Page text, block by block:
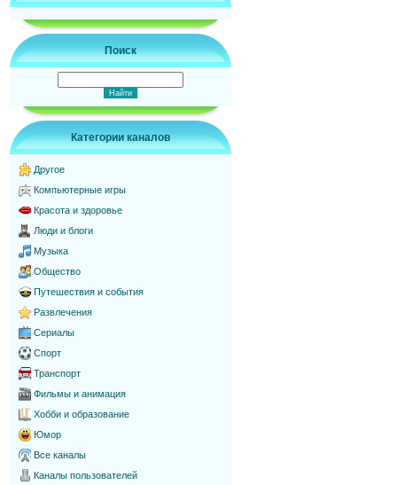
Поиск
Категории каналов
Другое
Компьютерные игры
Красота и здоровье
Люди и блоги
Музыка
Общество
Путешествия и события
Развлечения
Сериалы
Спорт
Транспорт
Фильмы и анимация
Хобби и образование
Юмор
Все каналы
Каналы пользователей